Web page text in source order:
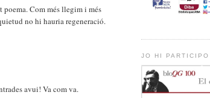
Com més llegim i més
no hi hauria regeneració.
avui! Va com va.
JO HI PARTICIPO